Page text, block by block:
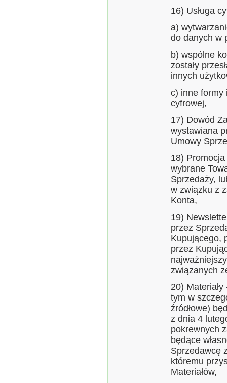
16) Usługa
a)
do danych w
b) wspólne
zostały
innych
c) inne formy
cyfrowej,
17) Dowód
wystawiana
Umowy
18)
wybrane
Sprzedaży,
w związku z
Konta,
19)
przez
Kupującego,
przez
związanych
20)
tym w
źródłowe)
z dnia 4
pokrewnych
będące
Sprzedawcę
któremu
Materiałów,